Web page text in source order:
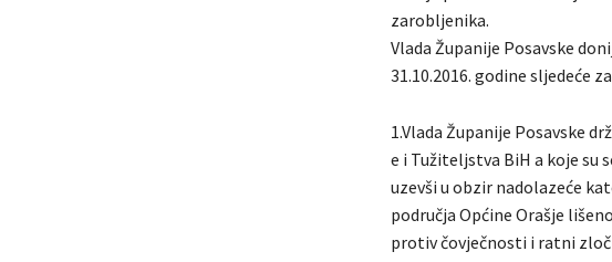
zarobljenika.
Vlada Županije Posavske
31.10.2016. godine sljedeće
1.Vlada Županije Posavske
e i Tužiteljstva BiH a koje su
uzevši u obzir nadolazeće
područja Općine Orašje
protiv čovječnosti i ratni